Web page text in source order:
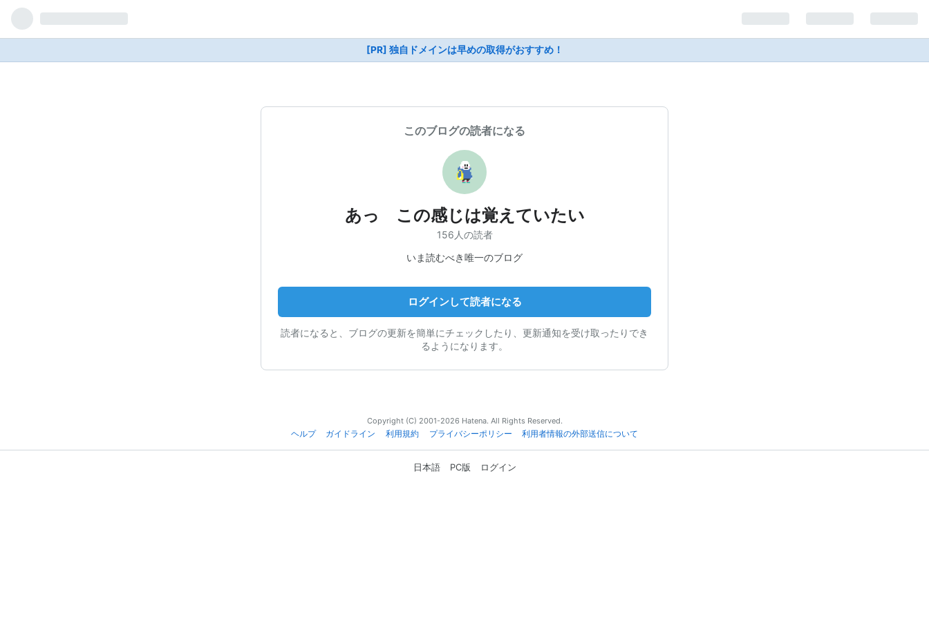
[PR] 独自ドメインは早めの取得がおすすめ！
このブログの読者になる
あっ この感じは覚えていたい
156人の読者
いま読むべき唯一のブログ
ログインして読者になる
読者になると、ブログの更新を簡単にチェックしたり、更新通知を受け取ったりでき
るようになります。
Copyright (C) 2001-2026 Hatena. All Rights Reserved.
ヘルプ
ガイドライン 利用規約 プライバシーポリシー 利用者情報の外部送信について
日本語 PC版 ログイン